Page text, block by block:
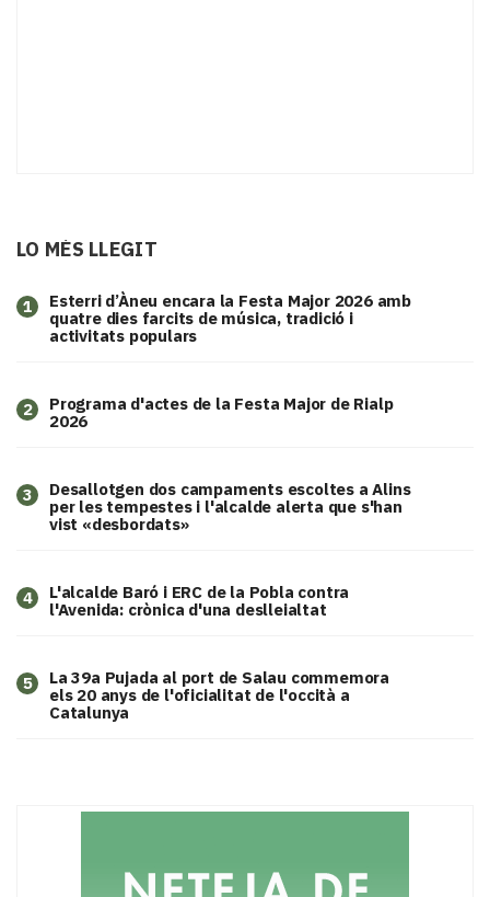
LO MÉS LLEGIT
1
Esterri d’Àneu encara la Festa Major 2026 amb
quatre dies farcits de música, tradició i
activitats populars
2
Programa d'actes de la Festa Major de Rialp
2026
3
​Desallotgen dos campaments escoltes a Alins
per les tempestes i l'alcalde alerta que s'han
vist «desbordats»
4
L'alcalde Baró i ERC de la Pobla contra
l'Avenida: crònica d'una deslleialtat
5
​La 39a Pujada al port de Salau commemora
els 20 anys de l'oficialitat de l'occità a
Catalunya